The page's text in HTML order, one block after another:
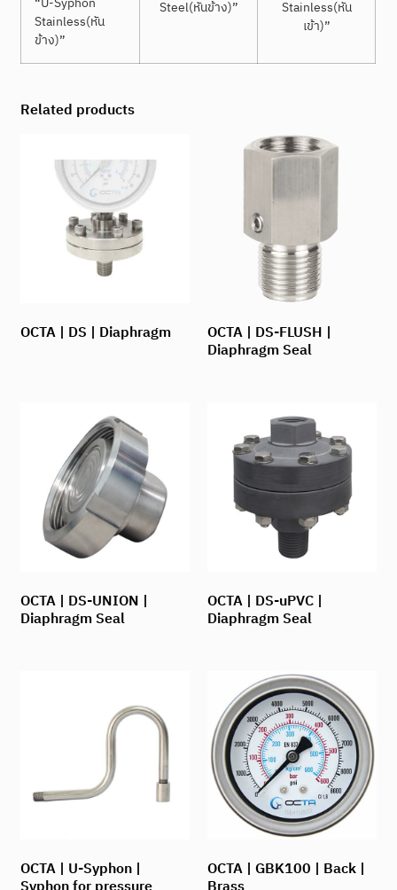
Stainless(หัน
ข้าง)”
Steel(หันข้าง)”
Stainless(หัน
เข้า)”
Related products
OCTA | DS | Diaphragm OCTA | DS-FLUSH |
Diaphragm Seal
OCTA | DS-UNION |
Diaphragm Seal
OCTA | DS-uPVC |
Diaphragm Seal
OCTA | U-Syphon | OCTA | GBK100 | Back |